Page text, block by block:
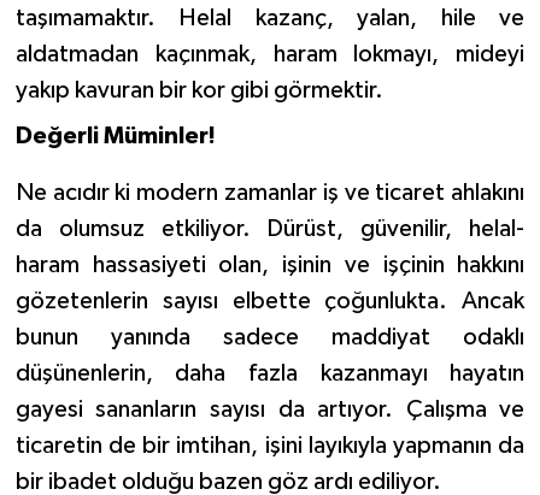
taşımamaktır. Helal kazanç, yalan, hile ve
aldatmadan kaçınmak,
haram lokmayı, mideyi
yakıp kavuran bir kor gibi görmektir.
Değerli Müminler!
Ne acıdır ki modern zamanlar iş ve ticaret ahlakını
da olumsuz etkiliyor. Dürüst, güvenilir, helal-
haram hassasiyeti olan, işinin ve işçinin hakkını
gözetenlerin sayısı elbette çoğunlukta. Ancak
bunun yanında sadece maddiyat odaklı
düşünenlerin, daha fazla kazanmayı hayatın
gayesi sananların sayısı da artıyor. Çalışma ve
ticaretin de bir imtihan, işini layıkıyla yapmanın da
bir ibadet olduğu bazen göz ardı ediliyor.
Kars Müftülüğü
Kayseri Müftülüğü
Kilis Müftülüğü
Kırıkkale Müftülüğü
Kırklareli Müftülüğü